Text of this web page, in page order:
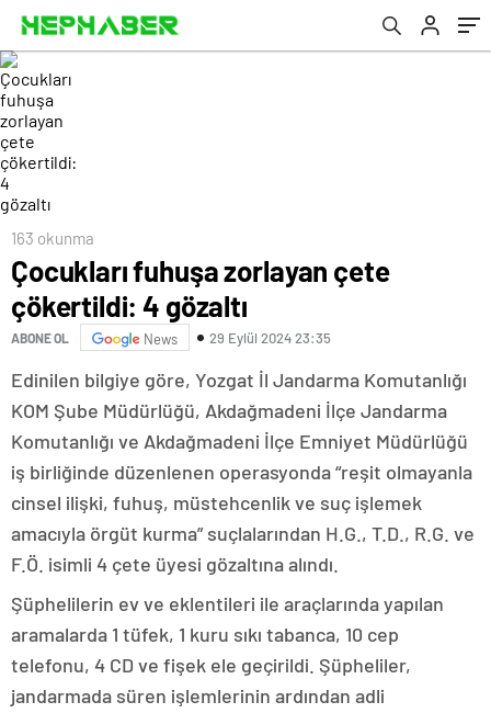
163 okunma
Çocukları fuhuşa zorlayan çete
çökertildi: 4 gözaltı
ABONE OL News 29 Eylül 2024 23:35
Edinilen bilgiye göre, Yozgat İl Jandarma Komutanlığı
KOM Şube Müdürlüğü, Akdağmadeni İlçe Jandarma
Komutanlığı ve Akdağmadeni İlçe Emniyet Müdürlüğü
iş birliğinde düzenlenen operasyonda “reşit olmayanla
cinsel ilişki, fuhuş, müstehcenlik ve suç işlemek
amacıyla örgüt kurma” suçlalarından H.G., T.D., R.G. ve
F.Ö. isimli 4 çete üyesi gözaltına alındı.
Şüphelilerin ev ve eklentileri ile araçlarında yapılan
aramalarda 1 tüfek, 1 kuru sıkı tabanca, 10 cep
telefonu, 4 CD ve fişek ele geçirildi. Şüpheliler,
jandarmada süren işlemlerinin ardından adli